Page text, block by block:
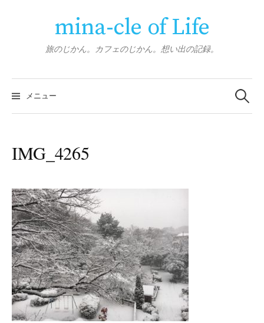
キ
ッ
mina-cle of Life
旅のじかん。カフェのじかん。想い出の記録。
メニュー
索:
IMG_4265